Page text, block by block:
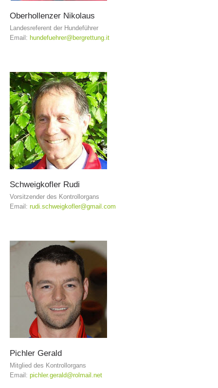
Aktuell
Oberhollenzer Nikolaus
Landesreferent der Hundeführer
Email: hundefuehrer@bergrettung.it
Schweigkofler Rudi
Vorsitzender des Kontrollorgans
Email: rudi.schweigkofler@gmail.com
Pichler Gerald
Mitglied des Kontrollorgans
Email: pichler.gerald@rolmail.net